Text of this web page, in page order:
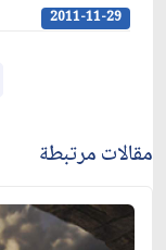
2011-11-29
مقالات مرتبطة